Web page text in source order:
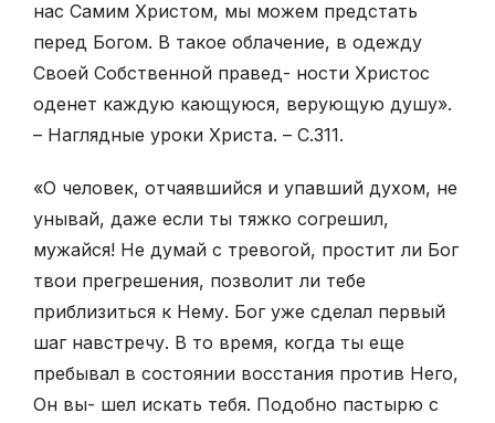
нас Самим Христом, мы можем предстать
перед Богом. В такое облачение, в одежду
Своей Собственной правед- ности Христос
оденет каждую кающуюся, верующую душу».
– Наглядные уроки Христа. – С.311.
«О человек, отчаявшийся и упавший духом, не
унывай, даже если ты тяжко согрешил,
мужайся! Не думай с тревогой, простит ли Бог
твои прегрешения, позволит ли тебе
приблизиться к Нему. Бог уже сделал первый
шаг навстречу. В то время, когда ты еще
пребывал в состоянии восстания против Него,
Он вы- шел искать тебя. Подобно пастырю с